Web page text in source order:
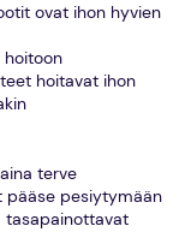
ovat ihon hyvien
hoitavat ihon
terve
pääse pesiytymään
tasapainottavat